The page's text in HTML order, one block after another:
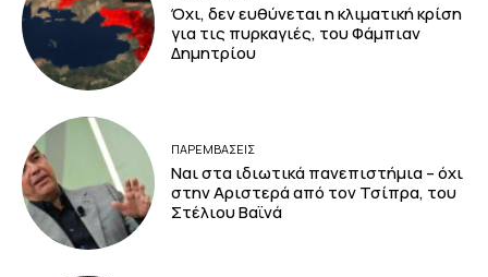
Όχι, δεν ευθύνεται η κλιματική κρίση
για τις πυρκαγιές, του Φάμπιαν
Δημητρίου
ΠΑΡΕΜΒΑΣΕΙΣ
Ναι στα ιδιωτικά πανεπιστήμια – όχι
στην Αριστερά από τον Τσίπρα, του
Στέλιου Βαϊνά